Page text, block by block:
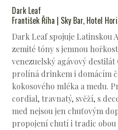
Dark Leaf
František Říha | Sky Bar, Hotel
Dark Leaf spojuje Latinskou
zemité tóny s jemnou
venezuelský agávový
prolíná drinkem i domácím
kokosového mléka a medu.
cordial, travnatý, svěží, s
med nejsou jen chuťovým
propojení chutí i tradic